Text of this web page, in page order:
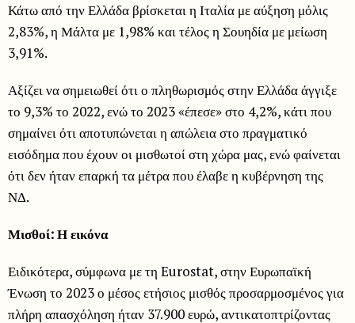
Κάτω από την Ελλάδα βρίσκεται η Ιταλία με αύξηση μόλις
2,83%, η Μάλτα με 1,98% και τέλος η Σουηδία με μείωση
3,91%.
Αξίζει να σημειωθεί ότι ο πληθωρισμός στην Ελλάδα άγγιξε
το 9,3% το 2022, ενώ το 2023 «έπεσε» στο 4,2%, κάτι που
σημαίνει ότι αποτυπώνεται η απώλεια στο πραγματικό
εισόδημα που έχουν οι μισθωτοί στη χώρα μας, ενώ φαίνεται
ότι δεν ήταν επαρκή τα μέτρα που έλαβε η κυβέρνηση της
ΝΔ.
Μισθοί: Η εικόνα
Ειδικότερα, σύμφωνα με τη Eurostat, στην Ευρωπαϊκή
Ένωση το 2023 ο μέσος ετήσιος μισθός προσαρμοσμένος για
πλήρη απασχόληση ήταν 37.900 ευρώ, αντικατοπτρίζοντας